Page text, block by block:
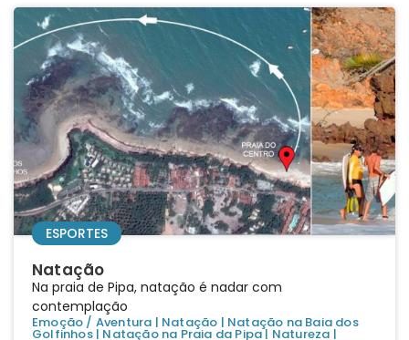
ESPORTES
Natação
Na praia de Pipa, natação é nadar com
contemplação
Emoção / Aventura | Natação | Natação na Baia dos
Golfinhos| Natação na Praia da Pipa| Natureza |